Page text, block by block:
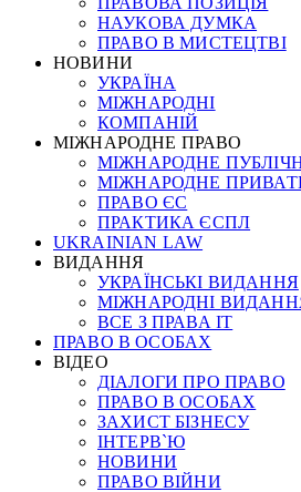
НАУКОВА ДУМКА
ПРАВО В МИСТЕЦТВІ
НОВИНИ
УКРАЇНА
МІЖНАРОДНІ
КОМПАНІЙ
МІЖНАРОДНЕ ПРАВО
МІЖНАРОДНЕ
МІЖНАРОДНЕ
ПРАВО ЄС
ПРАКТИКА ЄСПЛ
UKRAINIAN LAW
ВИДАННЯ
УКРАЇНСЬКІ ВИДАННЯ
МІЖНАРОДНІ
ВСЕ З ПРАВА ІТ
ПРАВО В ОСОБАХ
ВІДЕО
ДІАЛОГИ ПРО ПРАВО
ПРАВО В ОСОБАХ
ЗАХИСТ БІЗНЕСУ
ІНТЕРВ`Ю
НОВИНИ
ПРАВО ВІЙНИ